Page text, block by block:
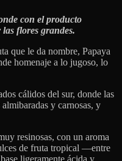
con el producto
flores grandes.
que le da nombre, Papaya
homenaje a lo jugoso, lo
cálidos del sur, donde las
y carnosas, y
resinosas, con un aroma
de fruta tropical —entre
ligeramente ácida y